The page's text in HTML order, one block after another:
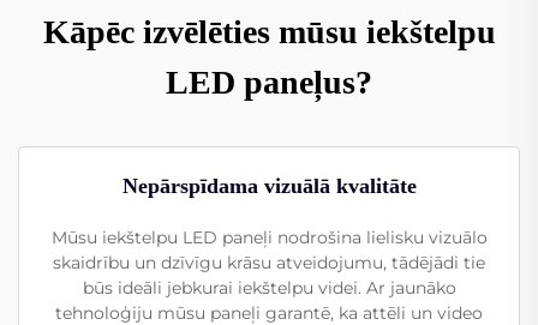
Kāpēc izvēlēties mūsu iekštelpu
LED paneļus?
Nepārspīdama vizuālā kvalitāte
Mūsu iekštelpu LED paneļi nodrošina lielisku vizuālo
skaidrību un dzīvīgu krāsu atveidojumu, tādējādi tie
būs ideāli jebkurai iekštelpu videi. Ar jaunāko
tehnoloģiju mūsu paneļi garantē, ka attēli un video